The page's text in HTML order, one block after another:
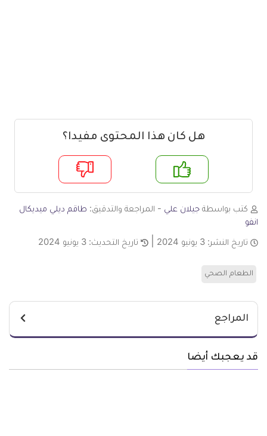
هل كان هذا المحتوى مفيدا؟
لا
كتب بواسطة جيلان علي - المراجعة والتدقيق: طاقم ديلي ميديكال
انفو
تاريخ النشر: 3 يونيو 2024 تاريخ التحديث: 3 يونيو 2024
الطعام الصحي
المراجع
قد يعجبك أيضا